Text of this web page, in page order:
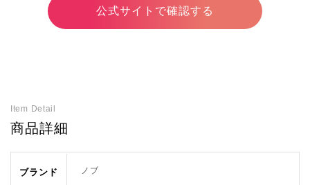
公式サイトで確認する
Item Detail
商品詳細
ブランド ノブ